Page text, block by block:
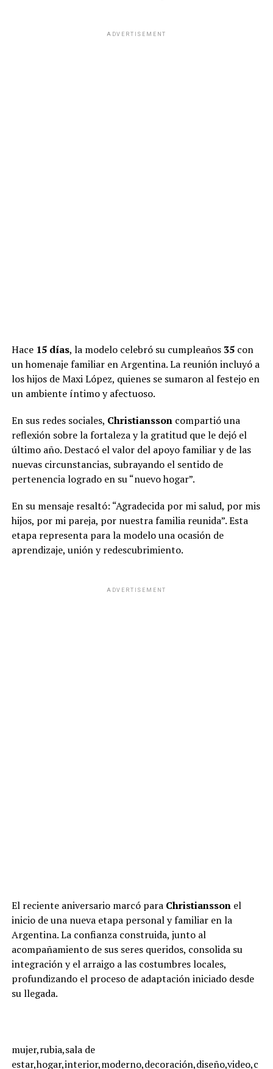
ADVERTISEMENT
Hace 15 días, la modelo celebró su cumpleaños 35con
un homenaje familiar en Argentina. La reunión incluyó a
los hijos de Maxi López, quienes se sumaron al festejo en
un ambiente íntimo y afectuoso.
En sus redes sociales, Christianssoncompartió una
reflexión sobre la fortaleza y la gratitud que le dejó el
último año. Destacó el valor del apoyo familiar y de las
nuevas circunstancias, subrayando el sentido de
pertenencia logrado en su “nuevo hogar”.
En su mensaje resaltó: “Agradecida por mi salud, por mis
hijos, por mi pareja, por nuestra familia reunida”. Esta
etapa representa para la modelo una ocasión de
aprendizaje, unión y redescubrimiento.
ADVERTISEMENT
El reciente aniversario marcó para Christianssonel
inicio de una nueva etapa personal y familiar en la
Argentina. La confianza construida, junto al
acompañamiento de sus seres queridos, consolida su
integración y el arraigo a las costumbres locales,
profundizando el proceso de adaptación iniciado desde
su llegada.
mujer,rubia,sala de
estar,hogar,interior,moderno,decoración,diseño,video,c